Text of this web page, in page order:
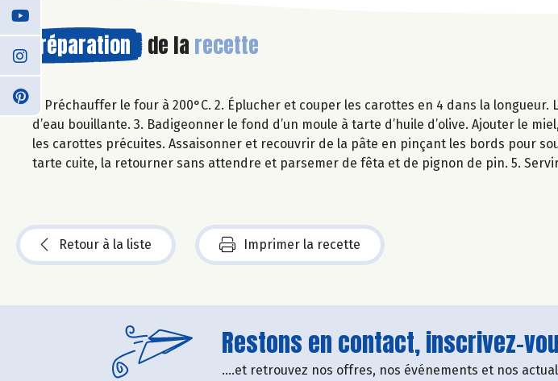
Préparation de la recette
1. Préchauffer le four à 200°C. 2. Éplucher et couper les carottes en 4 dans la
d’eau bouillante. 3. Badigeonner le fond d’un moule à tarte d’huile d’olive. Ajouter le
les carottes précuites. Assaisonner et recouvrir de la pâte en pinçant les bords pour
tarte cuite, la retourner sans attendre et parsemer de fêta et de pignon de pin. 5.
Retour à la liste Imprimer la recette
Restons en contact, inscrivez-
....et retrouvez nos offres, nos événements et nos